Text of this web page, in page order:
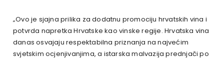
„Ovo je sjajna prilika za dodatnu promociju hrvatskih vina i
potvrda napretka Hrvatske kao vinske regije. Hrvatska vina
danas osvajaju respektabilna priznanja na najvećim
svjetskim ocjenjivanjima, a istarska malvazija prednjači po